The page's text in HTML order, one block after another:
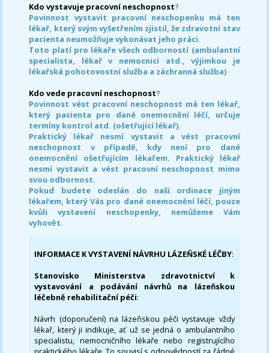
Kdo vystavuje pracovní neschopnost?
Povinnost vystavit pracovní neschopenku má ten
lékař, který svým vyšetřením zjistil, že zdravotní stav
pacienta neumožňuje vykonávat jeho práci.
Toto platí pro lékaře všech odborností (ambulantní
specialista, lékař v nemocnici atd., výjimkou je
lékařská pohotovostní služba a záchranná služba)
Kdo vede pracovní neschopnost?
Povinnost vést pracovní neschopnost má ten lékař,
který pacienta pro dané onemocnění léčí, určuje
termíny kontrol atd. (ošetřující lékař).
Praktický lékař nesmí vystavit a vést pracovní
neschopnost v případě, kdy není pro dané
onemocnění ošetřujícím lékařem. Praktický lékař
nesmí vystavit a vést pracovní neschopnost mimo
svou odbornost.
Pokud budete odeslán do naši ordinace jiným
lékařem, který Vás pro dané onemocnění léčí, pouze
kvůli vystavení neschopenky, nemůžeme Vám
vyhovět.
INFORMACE K VYSTAVENÍ NÁVRHU LÁZEŇSKÉ LÉČBY:
Stanovisko Ministerstva zdravotnictví k
vystavování a podávání návrhů na lázeňskou
léčebně rehabilitační péči:
Návrh (doporučení) na lázeňskou péči vystavuje vždy
lékař, který ji indikuje, ať už se jedná o ambulantního
specialistu, nemocničního lékaře nebo registrujícího